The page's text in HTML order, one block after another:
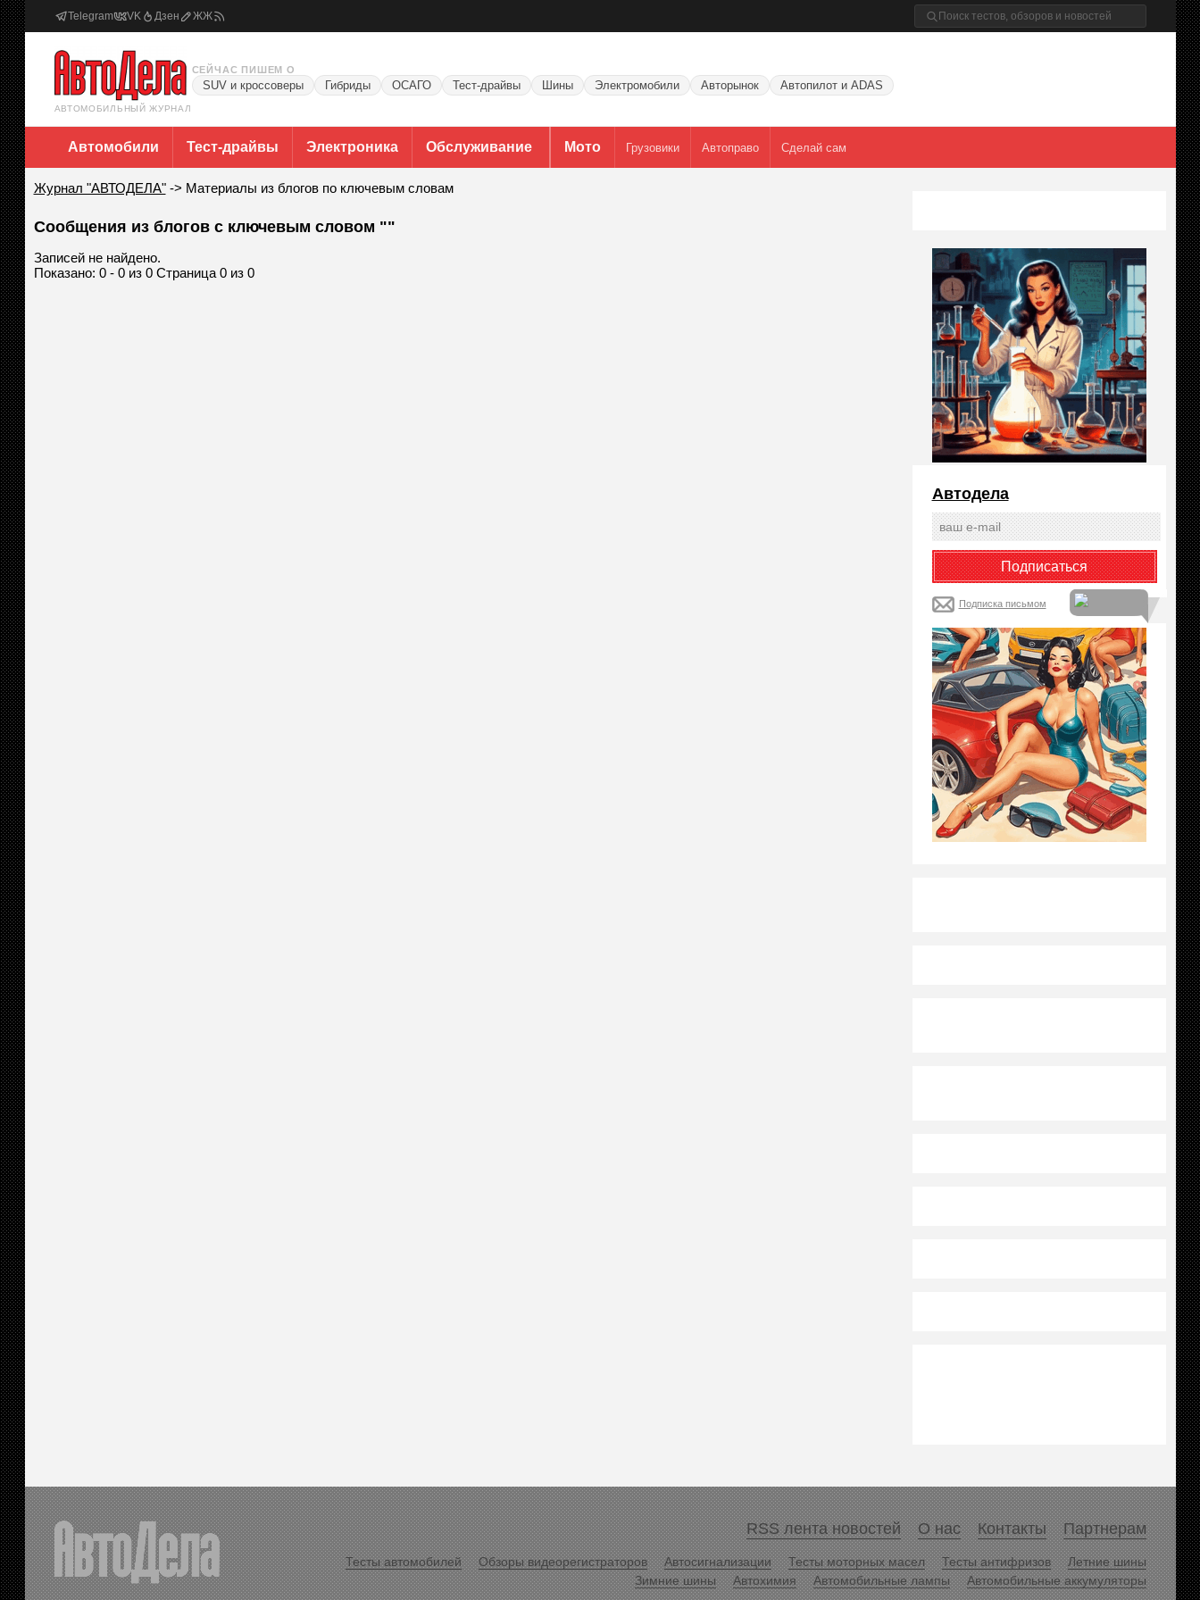
Telegram VK Дзен ЖЖ
АВТОМОБИЛЬНЫЙ ЖУРНАЛ
СЕЙЧАС ПИШЕМ О
SUV и кроссоверы Гибриды ОСАГО Тест-драйвы Шины Электромобили Авторынок Автопилот и ADAS
Автомобили Тест-драйвы Электроника Обслуживание Мото Грузовики Автоправо Сделай сам
Журнал "АВТОДЕЛА"-> Материалы из блогов по ключевым словам
Сообщения из блогов с ключевым словом ""
Записей не найдено.
Показано: 0 - 0 из 0 Страница 0 из 0
Автодела
Подписка письмом
RSS лента новостей О нас Контакты Партнерам
Тесты автомобилей Обзоры видеорегистраторов Автосигнализации Тесты моторных масел Тесты антифризов
Летние шины
Зимние шины
Автохимия Автомобильные лампы Автомобильные аккумуляторы